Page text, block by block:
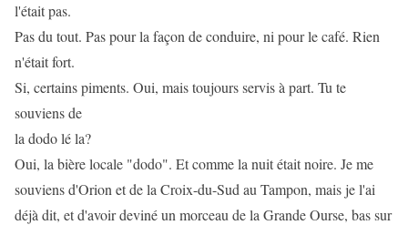
l'était pas.
Pas du tout. Pas pour la façon de conduire, ni pour le café. Rien
n'était fort.
Si, certains piments. Oui, mais toujours servis à part. Tu te
souviens de
la dodo lé la?
Oui, la bière locale "dodo". Et comme la nuit était noire. Je me
souviens d'Orion et de la Croix-du-Sud au Tampon, mais je l'ai
déjà dit, et d'avoir deviné un morceau de la Grande Ourse, bas sur